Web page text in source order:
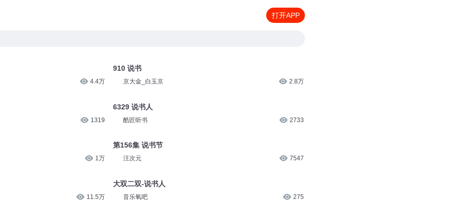
打开APP
4.4万
1319
1万
11.5万
910 说书
京大金_白玉京 2.8万
6329 说书人
酷匠听书 2733
第156集 说书节
汪次元 7547
大双二双-说书人
音乐氧吧 275